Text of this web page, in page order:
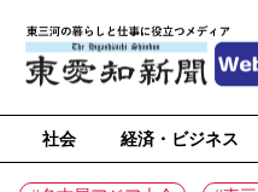
社会 経済・ビジネス